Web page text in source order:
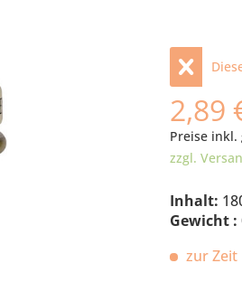
2,89
Preise inkl.
zzgl.
Inhalt:
Gewicht :
zur